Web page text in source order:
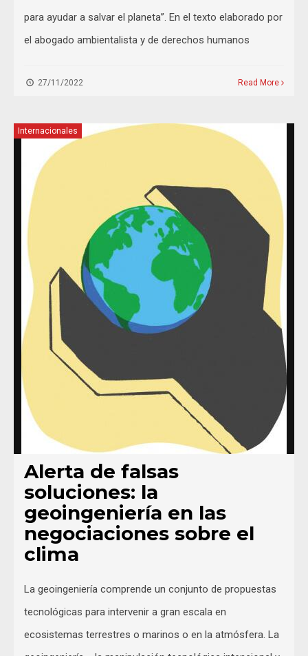
para ayudar a salvar el planeta”. En el texto elaborado por
el abogado ambientalista y de derechos humanos
27/11/2022 Read More
Internacionales
Alerta de falsas
soluciones: la
geoingeniería en las
negociaciones sobre el
clima
La geoingeniería comprende un conjunto de propuestas
tecnológicas para intervenir a gran escala en
ecosistemas terrestres o marinos o en la atmósfera. La